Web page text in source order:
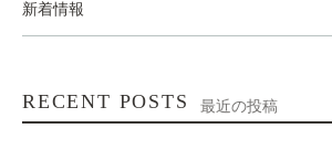
新着情報
RECENT POSTS 最近の投稿